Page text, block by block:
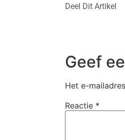
Deel Dit Artikel
Geef
Het e-
Reactie *